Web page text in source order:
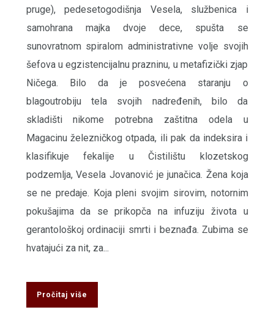
pruge), pedesetogodišnja Vesela, službenica i
samohrana majka dvoje dece, spušta se
sunovratnom spiralom administrativne volje svojih
šefova u egzistencijalnu prazninu, u metafizički zjap
Ničega. Bilo da je posvećena staranju o
blagoutrobiju tela svojih nadređenih, bilo da
skladišti nikome potrebna zaštitna odela u
Magacinu železničkog otpada, ili pak da indeksira i
klasifikuje fekalije u Čistilištu klozetskog
podzemlja, Vesela Jovanović je junačica. Žena koja
se ne predaje. Koja pleni svojim sirovim, notornim
pokušajima da se prikopča na infuziju života u
gerantološkoj ordinaciji smrti i beznađa. Zubima se
hvatajući za nit, za...
Pročitaj više